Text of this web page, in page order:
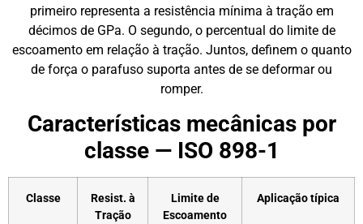
primeiro representa a resistência mínima à tração em
décimos de GPa. O segundo, o percentual do limite de
escoamento em relação à tração. Juntos, definem o quanto
de força o parafuso suporta antes de se deformar ou
romper.
Características mecânicas por
classe — ISO 898-1
Classe
Resist. à
Tração
Limite de
Escoamento
Aplicação típica